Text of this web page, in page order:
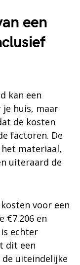
een
kan een
huis, maar
de kosten
factoren. De
materiaal,
uiteraard de
voor een
€7.206 en
echter
dit een
uiteindelijke